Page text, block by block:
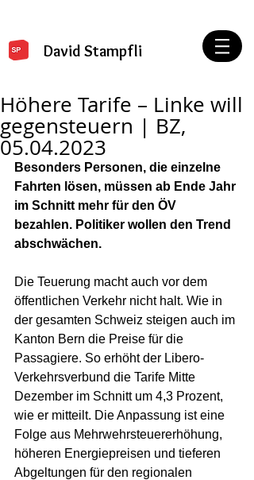
David Stampfli
Höhere Tarife – Linke will
gegensteuern | BZ,
05.04.2023
Besonders Personen, die einzelne
Fahrten lösen, müssen ab Ende Jahr
im Schnitt mehr für den ÖV
bezahlen. Politiker wollen den Trend
abschwächen.
Die Teuerung macht auch vor dem
öffentlichen Verkehr nicht halt. Wie in
der gesamten Schweiz steigen auch im
Kanton Bern die Preise für die
Passagiere. So erhöht der Libero-
Verkehrsverbund die Tarife Mitte
Dezember im Schnitt um 4,3 Prozent,
wie er mitteilt. Die Anpassung ist eine
Folge aus Mehrwehrsteuer­erhöhung,
höheren Energiepreisen und tieferen
Abgeltungen für den regionalen